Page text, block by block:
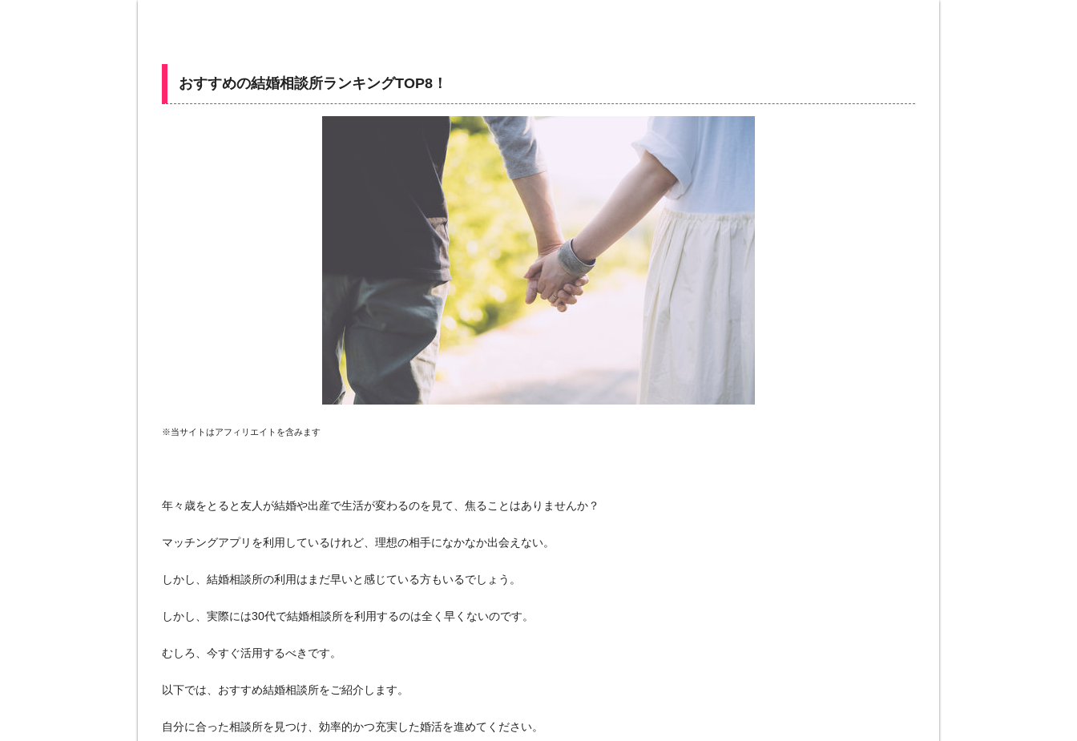
おすすめの結婚相談所ランキングTOP8！
※当サイトはアフィリエイトを含みます
年々歳をとると友人が結婚や出産で生活が変わるのを見て、焦ることはありませんか？
マッチングアプリを利用しているけれど、理想の相手になかなか出会えない。
しかし、結婚相談所の利用はまだ早いと感じている方もいるでしょう。
しかし、実際には30代で結婚相談所を利用するのは全く早くないのです。
むしろ、今すぐ活用するべきです。
以下では、おすすめ結婚相談所をご紹介します。
自分に合った相談所を見つけ、効率的かつ充実した婚活を進めてください。